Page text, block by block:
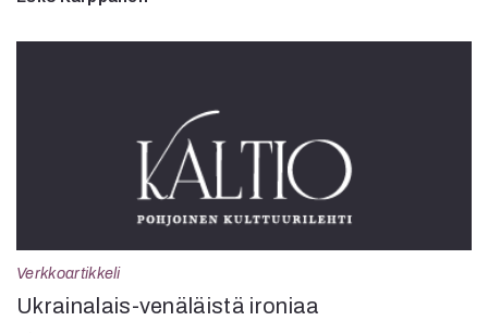
Verkkoartikkeli
Ukrainalais-venäläistä ironiaa